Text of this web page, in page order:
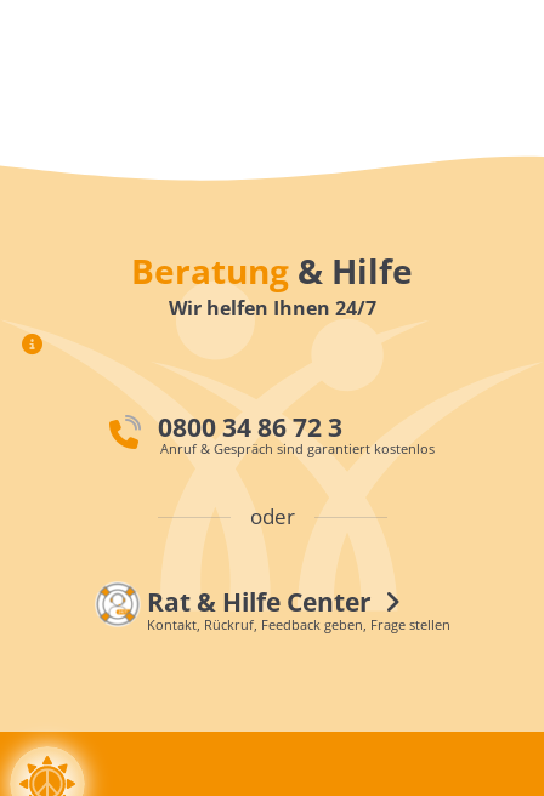
Beratung & Hilfe
Wir helfen Ihnen 24/7
0800 34 86 72 3
Anruf & Gespräch sind garantiert kostenlos
oder
Rat & Hilfe Center
Kontakt, Rückruf, Feedback geben, Frage stellen